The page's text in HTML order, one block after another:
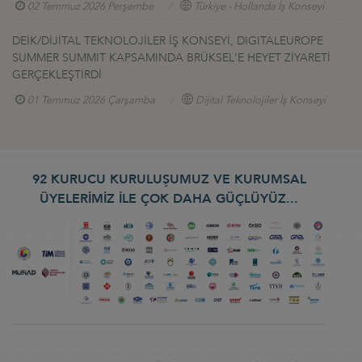
02 Temmuz 2026 Perşembe Türkiye - Hollanda İş Konseyi
DEİK/DİJİTAL TEKNOLOJİLER İŞ KONSEYİ, DIGITALEUROPE
SUMMER SUMMIT KAPSAMINDA BRÜKSEL'E HEYET ZİYARETİ
GERÇEKLEŞTİRDİ
01 Temmuz 2026 Çarşamba Dijital Teknolojiler İş Konseyi
92 KURUCU KURULUŞUMUZ VE KURUMSAL
ÜYELERİMİZ İLE ÇOK DAHA GÜÇLÜYÜZ...